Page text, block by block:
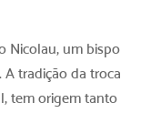
Nicolau, um bispo
tradição da troca
tem origem tanto